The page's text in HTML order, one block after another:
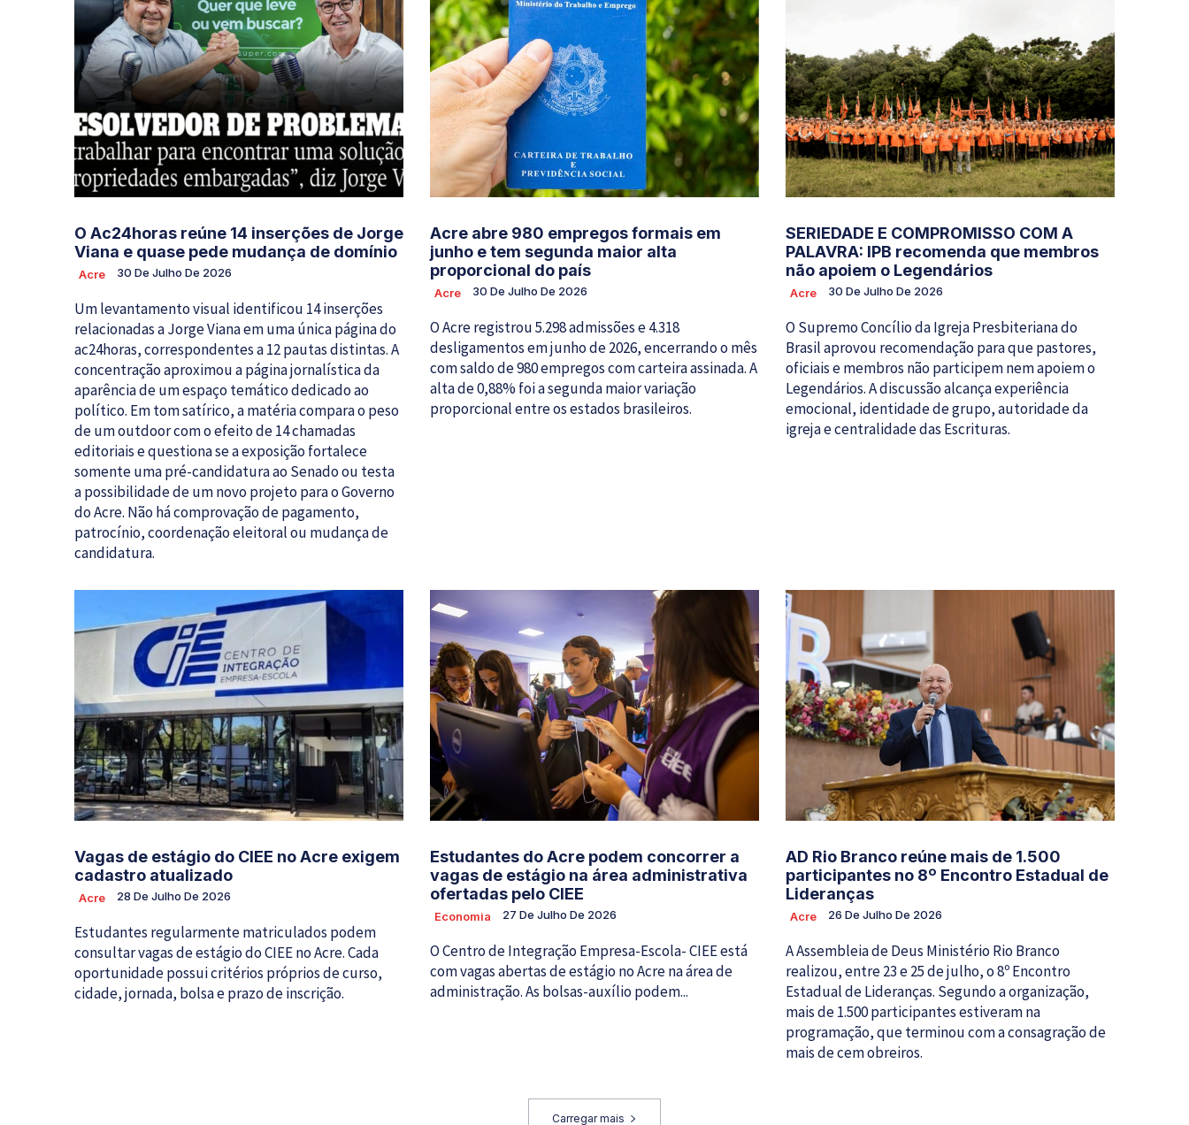
O Ac24horas reúne 14 inserções de Jorge
Viana e quase pede mudança de domínio
Acre 30 De Julho De 2026
Um levantamento visual identificou 14 inserções
relacionadas a Jorge Viana em uma única página do
ac24horas, correspondentes a 12 pautas distintas. A
concentração aproximou a página jornalística da
aparência de um espaço temático dedicado ao
político. Em tom satírico, a matéria compara o peso
de um outdoor com o efeito de 14 chamadas
editoriais e questiona se a exposição fortalece
somente uma pré-candidatura ao Senado ou testa
a possibilidade de um novo projeto para o Governo
do Acre. Não há comprovação de pagamento,
patrocínio, coordenação eleitoral ou mudança de
candidatura.
Acre abre 980 empregos formais em
junho e tem segunda maior alta
proporcional do país
Acre 30 De Julho De 2026
O Acre registrou 5.298 admissões e 4.318
desligamentos em junho de 2026, encerrando o mês
com saldo de 980 empregos com carteira assinada. A
alta de 0,88% foi a segunda maior variação
proporcional entre os estados brasileiros.
SERIEDADE E COMPROMISSO COM A
PALAVRA: IPB recomenda que membros
não apoiem o Legendários
Acre 30 De Julho De 2026
O Supremo Concílio da Igreja Presbiteriana do
Brasil aprovou recomendação para que pastores,
oficiais e membros não participem nem apoiem o
Legendários. A discussão alcança experiência
emocional, identidade de grupo, autoridade da
igreja e centralidade das Escrituras.
Vagas de estágio do CIEE no Acre exigem
cadastro atualizado
Acre 28 De Julho De 2026
Estudantes regularmente matriculados podem
consultar vagas de estágio do CIEE no Acre. Cada
oportunidade possui critérios próprios de curso,
cidade, jornada, bolsa e prazo de inscrição.
Estudantes do Acre podem concorrer a
vagas de estágio na área administrativa
ofertadas pelo CIEE
Economia 27 De Julho De 2026
O Centro de Integração Empresa-Escola- CIEE está
com vagas abertas de estágio no Acre na área de
administração. As bolsas-auxílio podem...
AD Rio Branco reúne mais de 1.500
participantes no 8º Encontro Estadual de
Lideranças
Acre 26 De Julho De 2026
A Assembleia de Deus Ministério Rio Branco
realizou, entre 23 e 25 de julho, o 8º Encontro
Estadual de Lideranças. Segundo a organização,
mais de 1.500 participantes estiveram na
programação, que terminou com a consagração de
mais de cem obreiros.
Carregar mais